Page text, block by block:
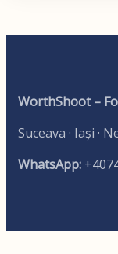
WorthShoot –
Suceava · Iași ·
WhatsApp: